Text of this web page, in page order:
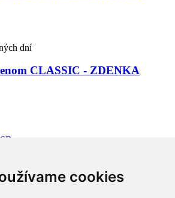
cookies
dní
CLASSIC - ZDENKA
?
a platba